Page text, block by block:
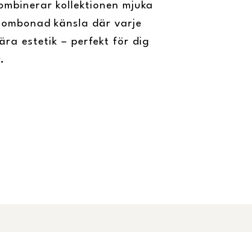
kollektionen mjuka
känsla där varje
estetik – perfekt för dig